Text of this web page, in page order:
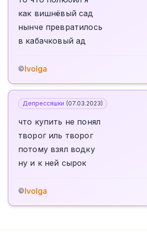
как вишнёвый сад
нынче превратилось
в кабачковый ад
©Ivolga
Депрессяшки (07.03.2023)
что купить не понял
творог иль творог
потому взял водку
ну и к ней сырок
©Ivolga